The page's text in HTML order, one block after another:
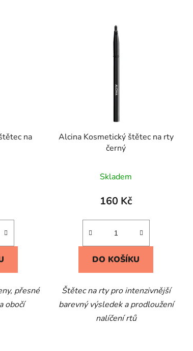
na
přesné
obočí
Alcina Kosmetický štětec na rty
černý
Skladem
160 Kč
DO KOŠÍKU
Štětec na rty pro intenzivnější
barevný výsledek a prodloužení
nalíčení rtů